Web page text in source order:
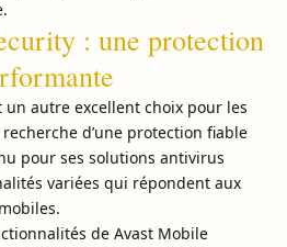
: une protection
un autre excellent choix pour les
d’une protection fiable
pour ses solutions antivirus
variées qui répondent aux
de Avast Mobile